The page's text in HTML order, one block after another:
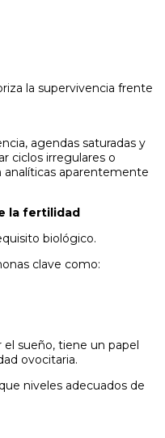
la supervivencia frente
agendas saturadas y
ciclos irregulares o
analíticas aparentemente
la fertilidad
biológico.
clave como:
sueño, tiene un papel
ovocitaria.
niveles adecuados de